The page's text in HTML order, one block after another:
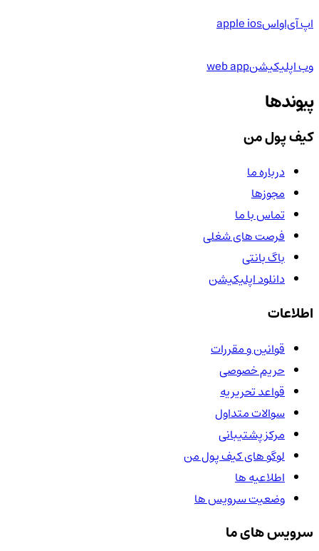
اپ آی‌او‌اسapple ios
وب اپلیکیشنweb app
پیوندها
کیف پول من
درباره ما
مجوزها
تماس با ما
فرصت های شغلی
باگ بانتی
دانلود اپلیکیشن
اطلاعات
قوانین و مقررات
حریم خصوصی
قواعد تحریریه
سوالات متداول
مرکز پشتیبانی
لوگو های کیف پول من
اطلاعیه ها
وضعیت سرویس ها
سرویس های ما